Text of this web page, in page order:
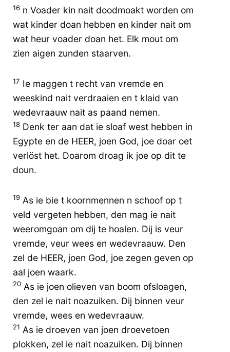
16 n Voader kin nait doodmoakt worden om
wat kinder doan hebben en kinder nait om
wat heur voader doan het. Elk mout om
zien aigen zunden staarven.
17 Ie maggen t recht van vremde en
weeskind nait verdraaien en t klaid van
wedevraauw nait as paand nemen.
18 Denk ter aan dat ie sloaf west hebben in
Egypte en de HEER, joen God, joe doar oet
verlöst het. Doarom droag ik joe op dit te
doun.
19 As ie bie t koornmennen n schoof op t
veld vergeten hebben, den mag ie nait
weeromgoan om dij te hoalen. Dij is veur
vremde, veur wees en wedevraauw. Den
zel de HEER, joen God, joe zegen geven op
aal joen waark.
20 As ie joen olieven van boom ofsloagen,
den zel ie nait noazuiken. Dij binnen veur
vremde, wees en wedevraauw.
21 As ie droeven van joen droevetoen
plokken, zel ie nait noazuiken. Dij binnen